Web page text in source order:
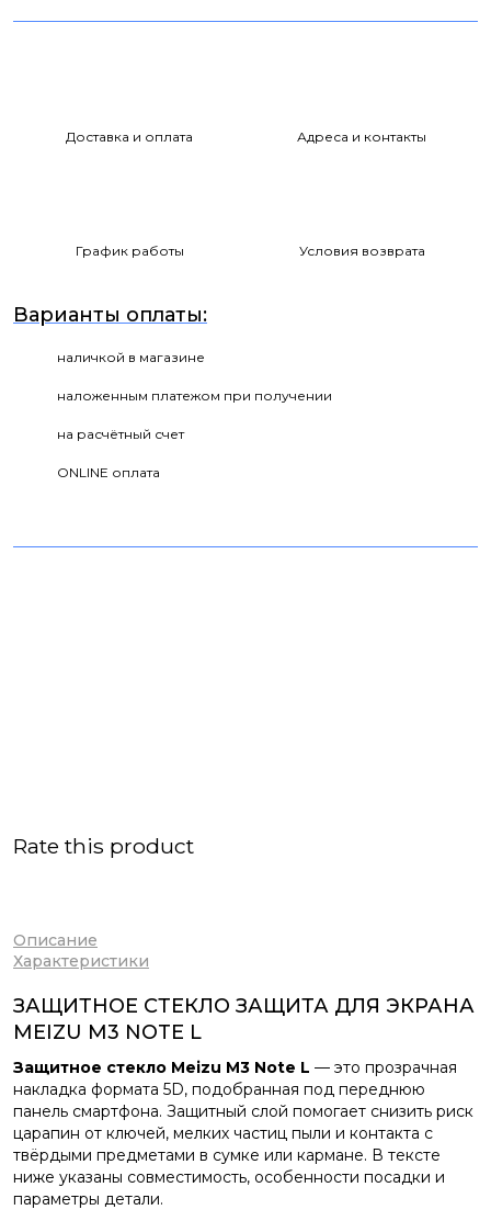
Доставка и оплата Адреса и контакты
График работы Условия возврата
Варианты оплаты:
наличкой в магазине
наложенным платежом при получении
на расчётный счет
ONLINE оплата
Rate this product
Описание
Характеристики
ЗАЩИТНОЕ СТЕКЛО ЗАЩИТА ДЛЯ ЭКРАНА
MEIZU M3 NOTE L
Защитное стекло Meizu M3 Note L — это прозрачная
накладка формата 5D, подобранная под переднюю
панель смартфона. Защитный слой помогает снизить риск
царапин от ключей, мелких частиц пыли и контакта с
твёрдыми предметами в сумке или кармане. В тексте
ниже указаны совместимость, особенности посадки и
параметры детали.